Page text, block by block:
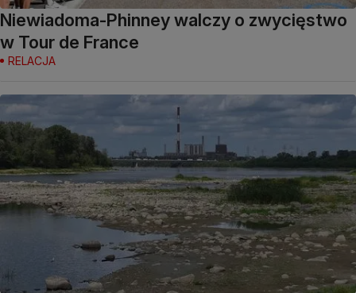
Niewiadoma-Phinney walczy o zwycięstwo
w Tour de France
RELACJA